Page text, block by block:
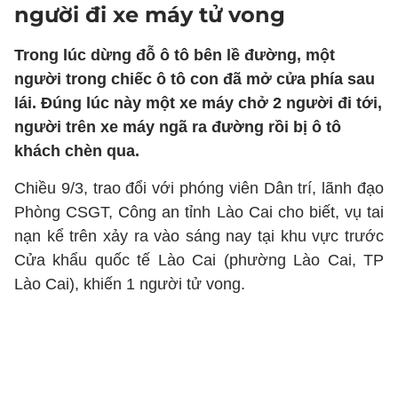
người đi xe máy tử vong
Trong lúc dừng đỗ ô tô bên lề đường, một
người trong chiếc ô tô con đã mở cửa phía sau
lái. Đúng lúc này một xe máy chở 2 người đi tới,
người trên xe máy ngã ra đường rồi bị ô tô
khách chèn qua.
Chiều 9/3, trao đổi với phóng viên Dân trí, lãnh đạo
Phòng CSGT, Công an tỉnh Lào Cai cho biết, vụ tai
nạn kể trên xảy ra vào sáng nay tại khu vực trước
Cửa khẩu quốc tế Lào Cai (phường Lào Cai, TP
Lào Cai), khiến 1 người tử vong.